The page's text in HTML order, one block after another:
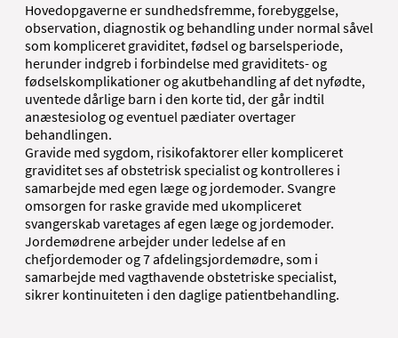
Hovedopgaverne er sundhedsfremme, forebyggelse,
observation, diagnostik og behandling under normal såvel
som kompliceret graviditet, fødsel og barselsperiode,
herunder indgreb i forbindelse med graviditets- og
fødselskomplikationer og akutbehandling af det nyfødte,
uventede dårlige barn i den korte tid, der går indtil
anæstesiolog og eventuel pædiater overtager
behandlingen.
Gravide med sygdom, risikofaktorer eller kompliceret
graviditet ses af obstetrisk specialist og kontrolleres i
samarbejde med egen læge og jordemoder. Svangre
omsorgen for raske gravide med ukompliceret
svangerskab varetages af egen læge og jordemoder.
Jordemødrene arbejder under ledelse af en
chefjordemoder og 7 afdelingsjordemødre, som i
samarbejde med vagthavende obstetriske specialist,
sikrer kontinuiteten i den daglige patientbehandling.